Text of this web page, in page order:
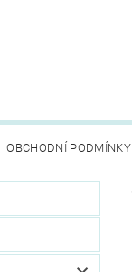
OBCHODNÍ PODMÍNKY